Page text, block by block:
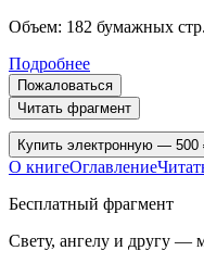
Объем: 182 бумажных стр.
Подробнее
Пожаловаться
Читать фрагмент
Купить электронную — 500
О книгеОглавление
Бесплатный фрагмент
Свету, ангелу и другу —